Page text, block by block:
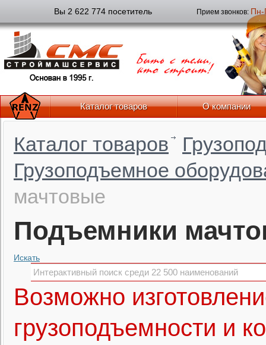
Вы 2 622 774 посетитель Прием звонков: Пн-
Каталог товаров О компании
Каталог товаров
Грузоподъемное
мачтовые
Подъемники
Искать
Возможно
грузоподъемности и